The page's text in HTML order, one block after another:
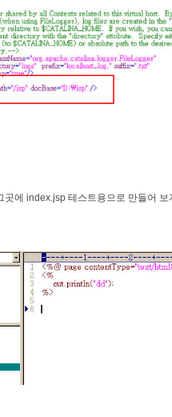
곳에 index.jsp 테스트용으로 만들어 보